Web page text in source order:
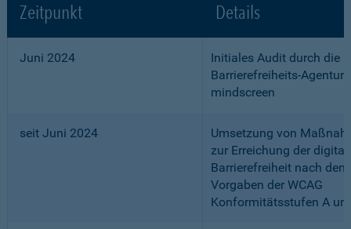
Zeitpunkt Details
Juni 2024
Initiales Audit durch die
Barrierefreiheits-Agentur
mindscreen
seit Juni 2024
Umsetzung von
zur Erreichung der
Barrierefreiheit nach den
Vorgaben der WCAG
Konformitätsstufen A